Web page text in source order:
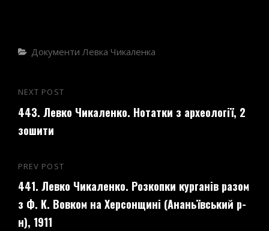
Categories
Документи Левка Чикаленка
Навігація
записів
Previous
Post
PREV POST
441. Левко Чикаленко. Розкопки курганів разом
з Ф. К. Вовком на Херсонщині (Ананьївський р-
н), 1911
Next
Post
NEXT POST
443. Левко Чикаленко. Нотатки з археології, 2
зошити